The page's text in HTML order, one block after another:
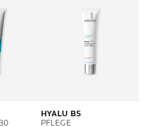
HYALU B5
PFLEGE